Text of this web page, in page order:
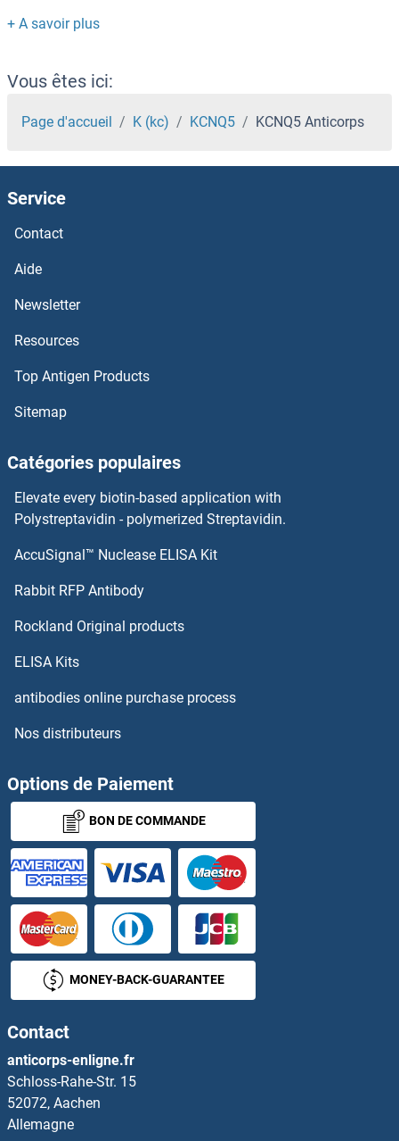
KCNN1 Anticorps
KCNMB4 Anticorps
KCNMB3 Anticorps
KCNMB2 Anticorps
KCNMB1 Anticorps
KCNK9 Anticorps
KCNK7 Anticorps
KCNK6 Anticorps
KCNK3 Anticorps
KCNK2 Anticorps
KCNK18 Anticorps
KCNS2 Anticorps
KCNS3 Anticorps
KCNT1 Anticorps
KCNT2 Anticorps
KCNU1 Anticorps
KCNV1 Anticorps
KCNV2 Anticorps
KCP Anticorps
KCT2 Anticorps
KCTD1 Anticorps
KCTD10 Anticorps
Vous êtes ici:
Page d'accueil K (kc) KCNQ5 KCNQ5 Anticorps
Service
Contact
Aide
Newsletter
Resources
Top Antigen Products
Sitemap
Catégories populaires
Elevate every biotin-based application with
Polystreptavidin - polymerized Streptavidin.
AccuSignal™ Nuclease ELISA Kit
Rabbit RFP Antibody
Rockland Original products
ELISA Kits
antibodies online purchase process
Nos distributeurs
Options de Paiement
BON DE COMMANDE
MONEY-BACK-GUARANTEE
Contact
anticorps-enligne.fr
Schloss-Rahe-Str. 15
52072, Aachen
Allemagne